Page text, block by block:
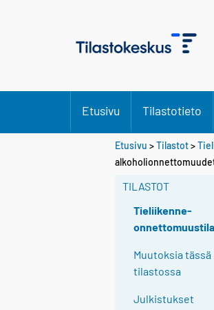
Etusivu Tilastotieto
Etusivu >Tilastot>
TILASTOT
Tieliikenne-
Muutoksia tässä
tilastossa
Julkistukset